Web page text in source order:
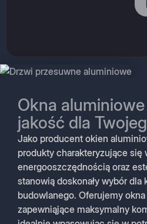
Okna
jakość dla
Jako producent okien
produkty charakteryzujące się
energooszczędnością oraz
stanowią doskonały wybór dla
budowlanego. Oferujemy
zapewniąjące maksymalny